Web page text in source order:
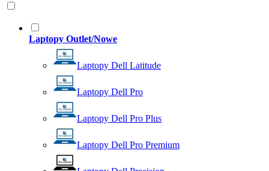
Laptopy Outlet/Nowe
Laptopy Dell Latitude
Laptopy Dell Pro
Laptopy Dell Pro Plus
Laptopy Dell Pro Premium